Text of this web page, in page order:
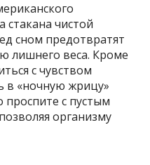
стакана чистой
сном предотвратят
лишнего веса. Кроме
с чувством
в «ночную жрицу»
проспите с пустым
организму